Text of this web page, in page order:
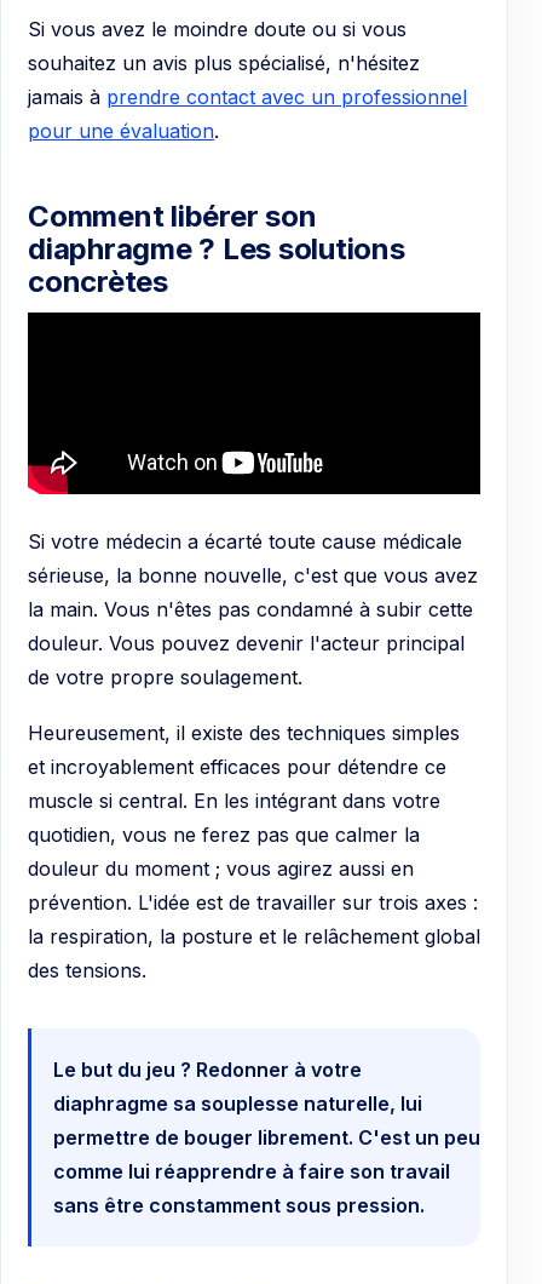
Si vous avez le moindre doute ou si vous
souhaitez un avis plus spécialisé, n'hésitez
jamais à prendre contact avec un professionnel
pour une évaluation.
Comment libérer son
diaphragme ? Les solutions
concrètes
Si votre médecin a écarté toute cause médicale
sérieuse, la bonne nouvelle, c'est que vous avez
la main. Vous n'êtes pas condamné à subir cette
douleur. Vous pouvez devenir l'acteur principal
de votre propre soulagement.
Heureusement, il existe des techniques simples
et incroyablement efficaces pour détendre ce
muscle si central. En les intégrant dans votre
quotidien, vous ne ferez pas que calmer la
douleur du moment ; vous agirez aussi en
prévention. L'idée est de travailler sur trois axes :
la respiration, la posture et le relâchement global
des tensions.
Le but du jeu ? Redonner à votre
diaphragme sa souplesse naturelle, lui
permettre de bouger librement. C'est un peu
comme lui réapprendre à faire son travail
sans être constamment sous pression.